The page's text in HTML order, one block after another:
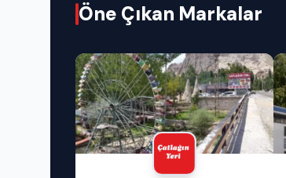
Öne Çıkan Markalar